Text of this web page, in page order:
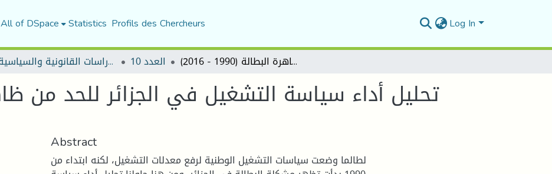
All of DSpace Statistics Profils des Chercheurs Log In
مجلة الأستاذ الباحث للدراسات القانونية والسياسية العدد 10 تحليل أداء سياسة التشغيل في الجزائر للحد من ظاهرة البطالة (1990 - 2016)
Abstract
لطالما وضعت سياسات التشغيل الوطنية لرفع معدلات التشغيل، لكنه ابتداء من